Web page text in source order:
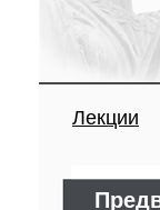
Лекции